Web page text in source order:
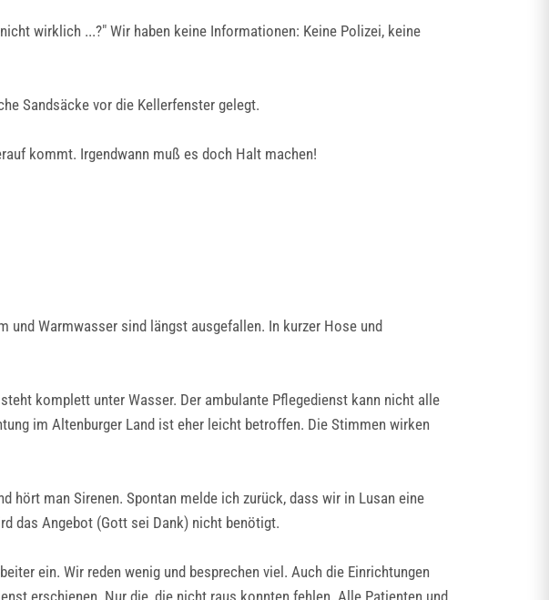
wirklich ...?" Wir haben keine Informationen: Keine Polizei, keine
Sandsäcke vor die Kellerfenster gelegt.
kommt. Irgendwann muß es doch Halt machen!
und Warmwasser sind längst ausgefallen. In kurzer Hose und
komplett unter Wasser. Der ambulante Pflegedienst kann nicht alle
im Altenburger Land ist eher leicht betroffen. Die Stimmen wirken
hört man Sirenen. Spontan melde ich zurück, dass wir in Lusan eine
das Angebot (Gott sei Dank) nicht benötigt.
ein. Wir reden wenig und besprechen viel. Auch die Einrichtungen
erschienen. Nur die, die nicht raus konnten fehlen. Alle Patienten und